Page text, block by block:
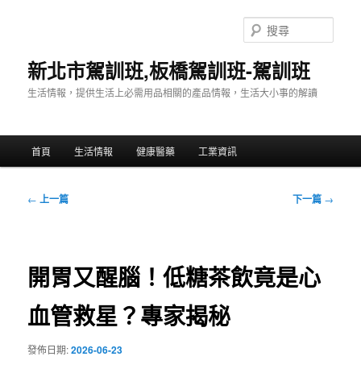
新北市駕訓班,板橋駕訓班-駕訓班
生活情報，提供生活上必需用品相關的產品情報，生活大小事的解讀
尋
首頁 生活情報 健康醫藥 工業資訊
文
← 上一篇 下一篇 →
開胃又醒腦！低糖茶飲竟是心
血管救星？專家揭秘
發佈日期:2026-06-23